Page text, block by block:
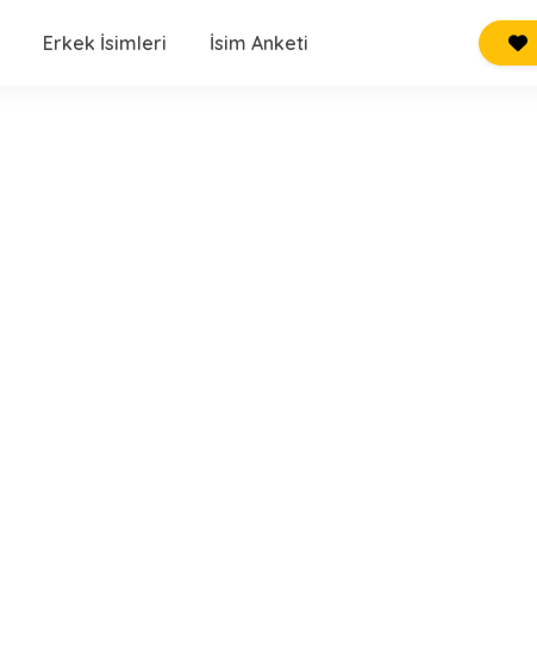
Erkek İsimleri İsim Anketi